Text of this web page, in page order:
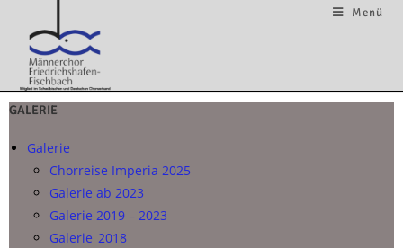
Menü
GALERIE
Galerie
Chorreise Imperia 2025
Galerie ab 2023
Galerie 2019 – 2023
Galerie_2018